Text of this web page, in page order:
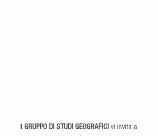
Il GRUPPO DI STUDI GEOGRAFICI vi invita a